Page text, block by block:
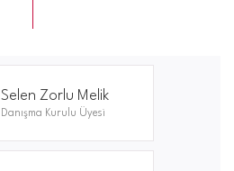
Selen Zorlu Melik
Danışma Kurulu Üyesi